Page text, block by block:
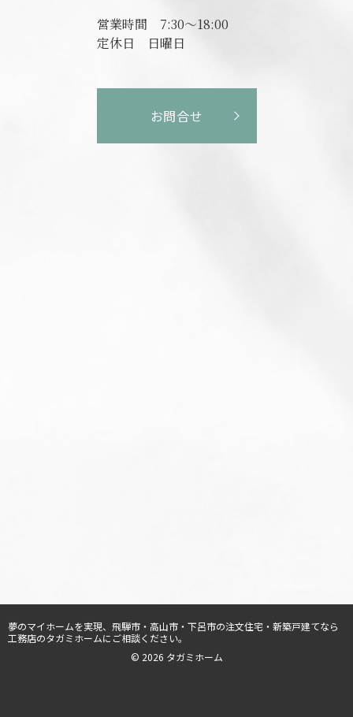
営業時間 7:30～18:00
定休日
日曜日
お問合せ
© 2026 タガミホーム
夢のマイホームを実現、 飛騨市・高山市・下呂市の注文住宅・新築戸建てなら
工務店のタガミホームにご相談ください。